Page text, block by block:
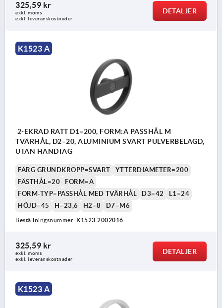
325,59 kr
exkl. moms
exkl. leveranskostnader
DETALJER
K1523 A
2-EKRAD RATT D1=200, FORM:A PASSHÅL M
TVÄRHÅL, D2=20, ALUMINIUM SVART PULVERBELAGD,
UTAN HANDTAG
FÄRG GRUNDKROPP=SVART
YTTERDIAMETER=200
FÄSTHÅL=20
FORM=A
FORM-TYP=PASSHÅL MED TVÄRHÅL
D3=42
L1=24
HÖJD=45
H=23,6 H2=8 D7=M6
Beställningsnummer: K1523.2002016
325,59 kr
exkl. moms
exkl. leveranskostnader
DETALJER
K1523 A